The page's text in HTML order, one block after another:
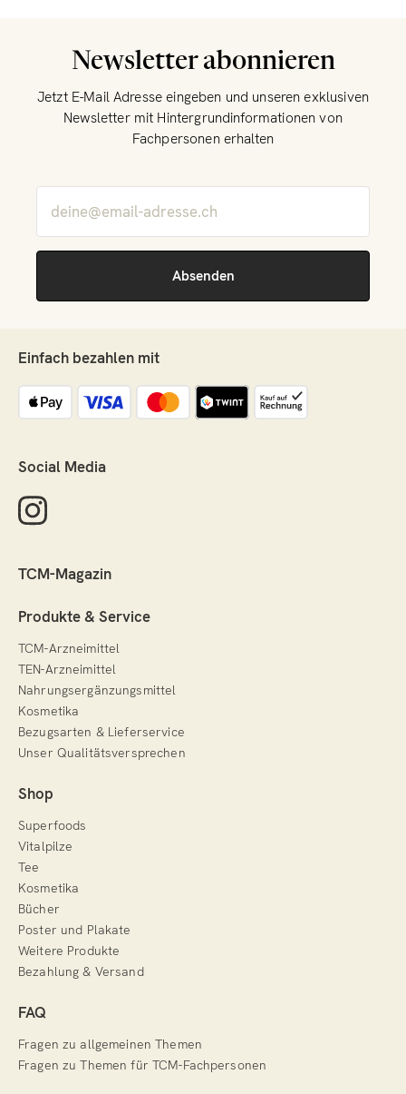
Newsletter abonnieren
Jetzt E-Mail Adresse eingeben und unseren exklusiven
Newsletter mit Hintergrundinformationen von
Fachpersonen erhalten
Einfach bezahlen mit
Social Media
TCM-Magazin
Produkte & Service
TCM-Arzneimittel
TEN-Arzneimittel
Nahrungsergänzungsmittel
Kosmetika
Bezugsarten & Lieferservice
Unser Qualitätsversprechen
Shop
Superfoods
Vitalpilze
Tee
Kosmetika
Bücher
Poster und Plakate
Weitere Produkte
Bezahlung & Versand
FAQ
Fragen zu allgemeinen Themen
Fragen zu Themen für TCM-Fachpersonen